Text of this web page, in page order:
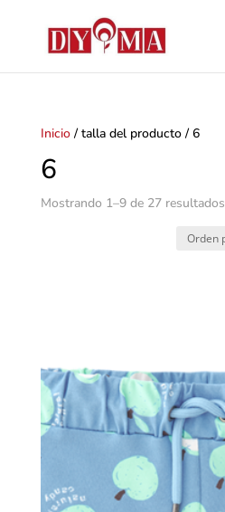
Inicio/ talla del producto / 6
6
Mostrando 1–9 de 27 resultados